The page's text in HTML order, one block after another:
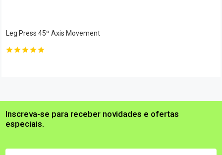
Leg Press 45º Axis Movement
Inscreva-se para receber novidades e ofertas
especiais.